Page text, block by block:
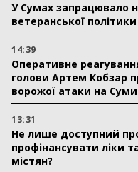
У Сумах запрацювало
ветеранської політики
14:39
Оперативне
голови Артем Кобзар
ворожої атаки на Суми
13:31
Не лише доступний
профінансувати ліки
містян?